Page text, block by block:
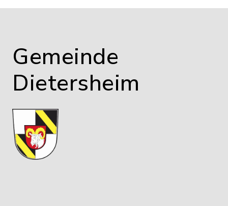
Gemeinde
Dietersheim